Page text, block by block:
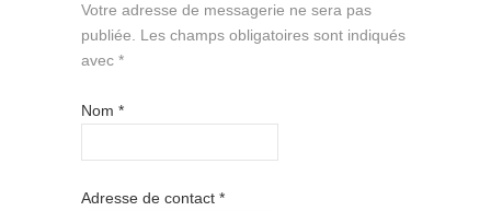
Votre adresse de messagerie ne sera pas
publiée. Les champs obligatoires sont indiqués
avec *
Nom *
Adresse de contact *